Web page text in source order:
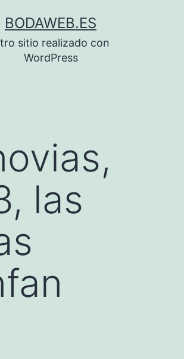
BODAWEB.ES
sitio realizado con
WordPress
las